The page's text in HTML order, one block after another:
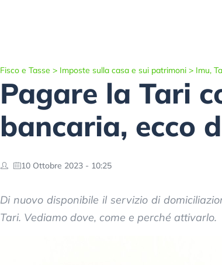
Fisco e Tasse > Imposte sulla casa e sui patrimoni > Imu,
Pagare la Tari
bancaria, ecco
10 Ottobre 2023 - 10:25
Di nuovo disponibile il servizio di
Tari. Vediamo dove, come e perché attivarlo.